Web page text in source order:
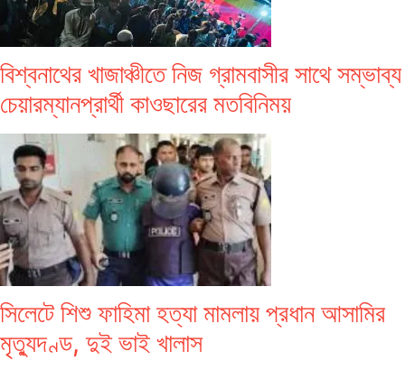
বিশ্বনাথের খাজাঞ্চীতে নিজ গ্রামবাসীর সাথে সম্ভাব্য
চেয়ারম্যানপ্রার্থী কাওছারের মতবিনিময়
সিলেটে শিশু ফাহিমা হত্যা মামলায় প্রধান আসামির
মৃত্যুদণ্ড, দুই ভাই খালাস